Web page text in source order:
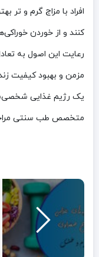
افراد با مزاج گرم و
کنند و از خوردن
رعایت این اصول به
مزمن و بهبود کیفیت
یک رژیم غذایی
متخصص طب سنتی